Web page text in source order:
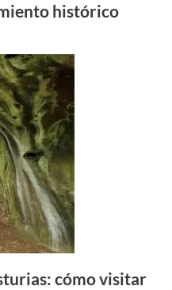
histórico
cómo visitar